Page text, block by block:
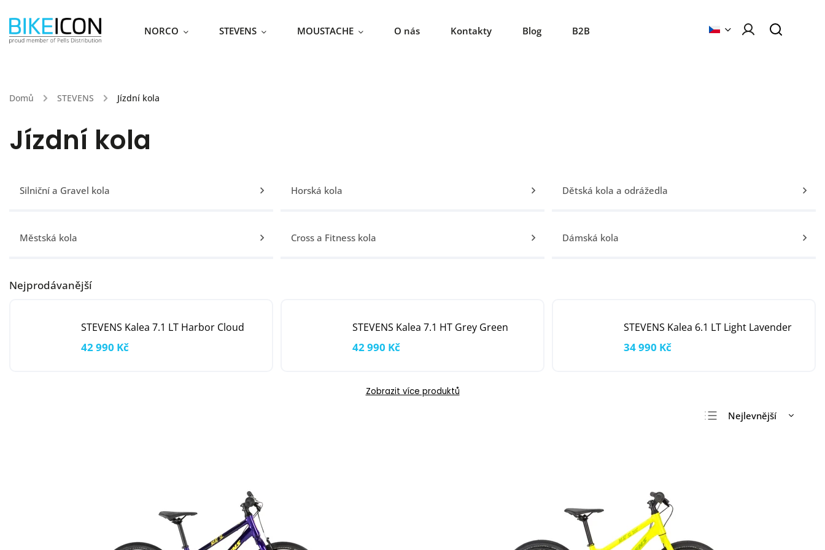
NORCO STEVENS MOUSTACHE O nás Kontakty Blog B2B
Domů / STEVENS / Jízdní kola
Jízdní kola
Silniční a Gravel kola Horská kola Dětská kola a odrážedla
Městská kola Cross a Fitness kola Dámská kola
Nejprodávanější
STEVENS Kalea 7.1 LT Harbor Cloud
42 990 Kč
STEVENS Kalea 7.1 HT Grey Green
42 990 Kč
STEVENS Kalea 6.1 LT Light Lavender
34 990 Kč
Zobrazit více produktů
Nejlevnější